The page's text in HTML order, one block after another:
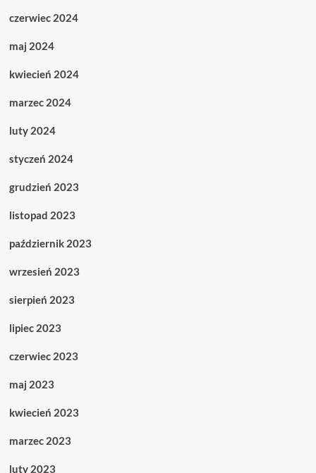
czerwiec 2024
maj 2024
kwiecień 2024
marzec 2024
luty 2024
styczeń 2024
grudzień 2023
listopad 2023
październik 2023
wrzesień 2023
sierpień 2023
lipiec 2023
czerwiec 2023
maj 2023
kwiecień 2023
marzec 2023
luty 2023